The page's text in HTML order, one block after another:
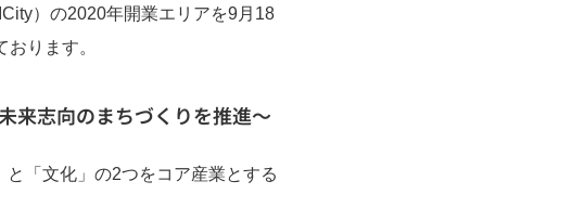
）の2020年開業エリアを9月18
ります。
来志向のまちづくりを推進～
「文化」の2つをコア産業とする